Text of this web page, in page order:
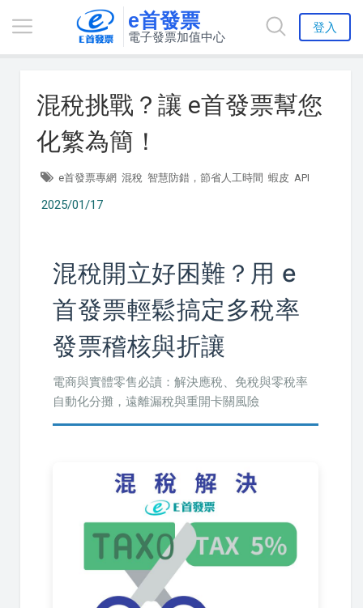
e首發票
電子發票加值中心
登入
混稅挑戰？讓 e首發票幫您
化繁為簡！
e首發票專網 混稅 智慧防錯，節省人工時間 蝦皮 API
2025/01/17
混稅開立好困難？用 e
首發票輕鬆搞定多稅率
發票稽核與折讓
電商與實體零售必讀：解決應稅、免稅與零稅率
自動化分攤，遠離漏稅與重開卡關風險